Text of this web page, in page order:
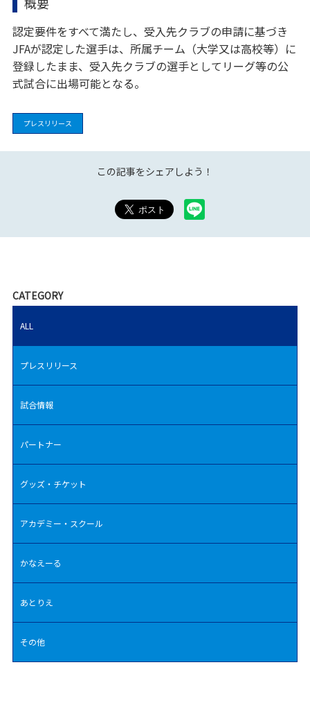
認定要件をすべて満たし、受入先クラブの申請に基づき
JFAが認定した選手は、所属チーム（大学又は高校等）に
登録したまま、受入先クラブの選手としてリーグ等の公
式試合に出場可能となる。
プレスリリース
この記事をシェアしよう！
CATEGORY
ALL
プレスリリース
試合情報
パートナー
グッズ・チケット
アカデミー・スクール
かなえーる
あとりえ
その他